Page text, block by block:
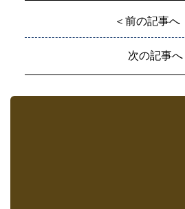
＜前の記事へ
次の記事へ